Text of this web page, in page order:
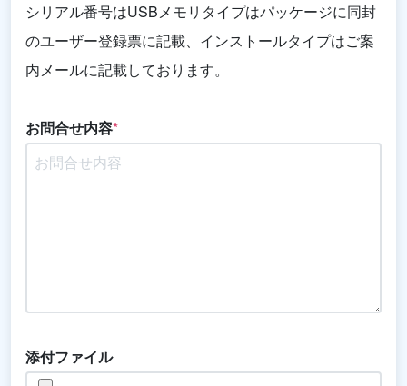
シリアル番号はUSBメモリタイプはパッケージに同封
のユーザー登録票に記載、インストールタイプはご案
内メールに記載しております。
お問合せ内容*
添付ファイル